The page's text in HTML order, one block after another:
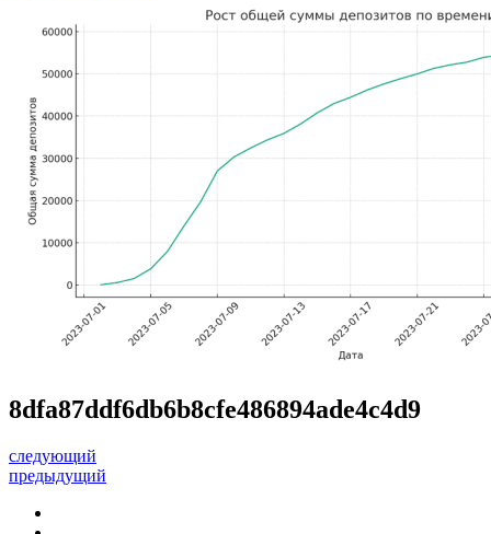
8dfa87ddf6db6b8cfe486894ade4c4d9
следующий
предыдущий